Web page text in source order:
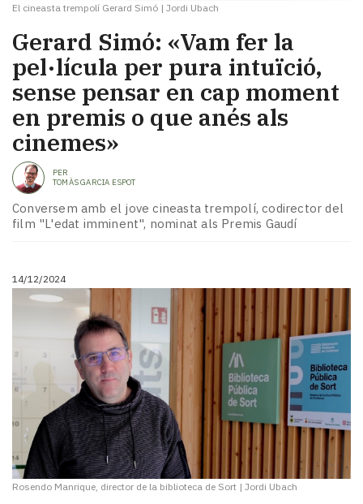
El cineasta trempolí Gerard Simó | Jordi Ubach
Gerard Simó: «Vam fer la
pel·lícula per pura intuïció,
sense pensar en cap moment
en premis o que anés als
cinemes»
PER
TOMÀS GARCIA ESPOT
Conversem amb el jove cineasta trempolí, codirector del
film "L'edat imminent", nominat als Premis Gaudí
14/12/2024
Rosendo Manrique, director de la biblioteca de Sort | Jordi Ubach